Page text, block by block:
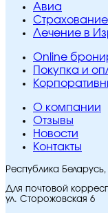
Авиа
Страхование
Лечение в
Online
Покупка и
O компании
Отзывы
Новости
Контакты
Республика
Для почтовой
ул. Сторожовская 6